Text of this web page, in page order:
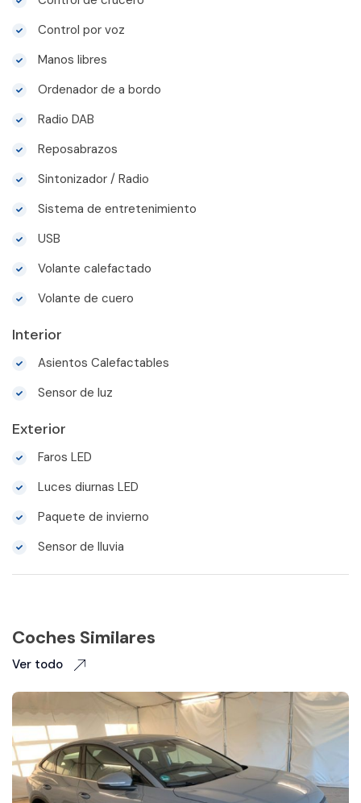
Control por voz
Manos libres
Ordenador de a bordo
Radio DAB
Reposabrazos
Sintonizador / Radio
Sistema de entretenimiento
USB
Volante calefactado
Volante de cuero
Interior
Asientos Calefactables
Sensor de luz
Exterior
Faros LED
Luces diurnas LED
Paquete de invierno
Sensor de lluvia
Coches Similares
Ver todo